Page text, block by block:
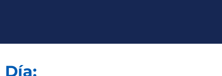
Día: